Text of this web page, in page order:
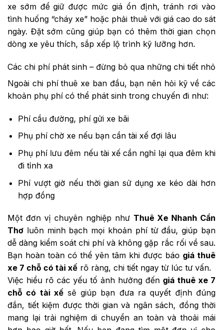
xe sớm để giữ được mức giá ổn định, tránh rơi vào
tình huống “cháy xe” hoặc phải thuê với giá cao do sát
ngày. Đặt sớm cũng giúp bạn có thêm thời gian chọn
dòng xe yêu thích, sắp xếp lộ trình kỹ lưỡng hơn.
Các chi phí phát sinh – đừng bỏ qua những chi tiết nhỏ
Ngoài chi phí thuê xe ban đầu, bạn nên hỏi kỹ về các
khoản phụ phí có thể phát sinh trong chuyến đi như:
Phí cầu đường, phí gửi xe bãi
Phụ phí chờ xe nếu bạn cần tài xế đợi lâu
Phụ phí lưu đêm nếu tài xế cần nghỉ lại qua đêm khi
đi tỉnh xa
Phí vượt giờ nếu thời gian sử dụng xe kéo dài hơn
hợp đồng
Một đơn vị chuyên nghiệp như Thuê Xe Nhanh Cần
Thơ luôn minh bạch mọi khoản phí từ đầu, giúp bạn
dễ dàng kiểm soát chi phí và không gặp rắc rối về sau.
Bạn hoàn toàn có thể yên tâm khi được báo giá thuê
xe 7 chỗ có tài xế rõ ràng, chi tiết ngay từ lúc tư vấn.
Việc hiểu rõ các yếu tố ảnh hưởng đến giá thuê xe 7
chỗ có tài xế sẽ giúp bạn đưa ra quyết định đúng
đắn, tiết kiệm được thời gian và ngân sách, đồng thời
mang lại trải nghiệm di chuyển an toàn và thoải mái